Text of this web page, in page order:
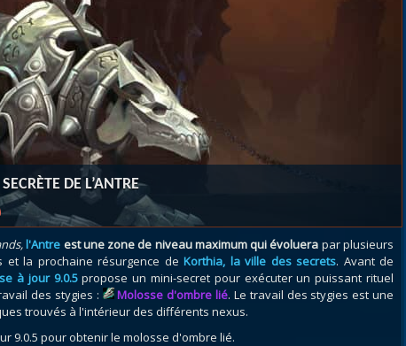
des îles
etMécagone
le vol
à Uldum et au Val
VOIR + DE GUIDES
Scénario de Chromie
Les bastonneurs
Rivage Brisé
Débloquer le vol
Les invasions
Arme prodigieuse
Les réputations
Les ensembles
Les métiers
DE L’ANTRE
l'Antre est une zone de niveau maximum qui évoluera par plusieurs
et la prochaine résurgence deKorthia, la ville des secrets. Avant de
à jour 9.0.5propose un mini-secret pour exécuter un puissant rituel
des stygies : Molosse d'ombre lié. Le travail des stygies est une
trouvés à l'intérieur des différents nexus.
9.0.5 pour obtenir le molosse d'ombre lié.